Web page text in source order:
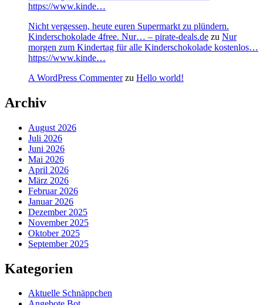
https://www.kinde…
Nicht vergessen, heute euren Supermarkt zu plündern.
Kinderschokolade 4free. Nur… – pirate-deals.de zu Nur
morgen zum Kindertag für alle Kinderschokolade kostenlos…
https://www.kinde…
A WordPress Commenterzu Hello world!
Archiv
August 2026
Juli 2026
Juni 2026
Mai 2026
April 2026
März 2026
Februar 2026
Januar 2026
Dezember 2025
November 2025
Oktober 2025
September 2025
Kategorien
Aktuelle Schnäppchen